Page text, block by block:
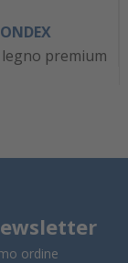
premium
ordine